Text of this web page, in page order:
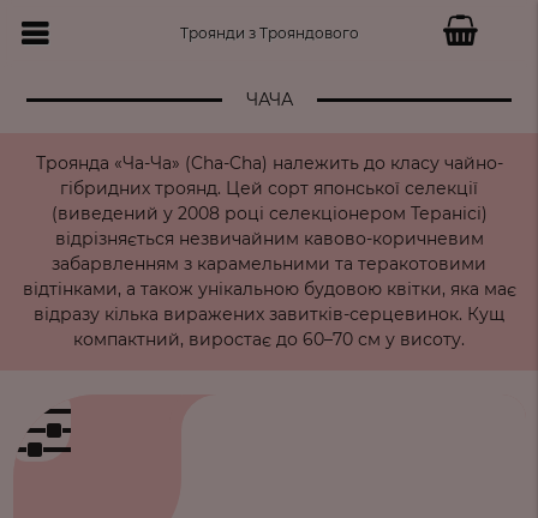
Троянди з Трояндового
ЧАЧА
Троянда «Ча-Ча» (Cha-Cha) належить до класу чайно-
гібридних троянд. Цей сорт японської селекції
(виведений у 2008 році селекціонером Теранісі)
відрізняється незвичайним кавово-коричневим
забарвленням з карамельними та теракотовими
відтінками, а також унікальною будовою квітки, яка має
відразу кілька виражених завитків-серцевинок. Кущ
компактний, виростає до 60–70 см у висоту.